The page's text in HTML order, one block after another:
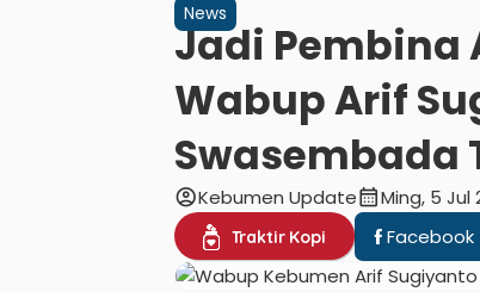
News
Jadi Pembina
Wabup Arif
Swasembada
account_circleKebumen Updatecalendar_monthMing, 5 Jul
Traktir Kopi Facebook